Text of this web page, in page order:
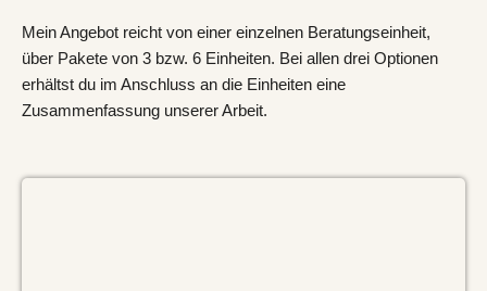
Mein Angebot reicht von einer einzelnen Beratungseinheit,
über Pakete von 3 bzw. 6 Einheiten. Bei allen drei Optionen
erhältst du im Anschluss an die Einheiten eine
Zusammenfassung unserer Arbeit.